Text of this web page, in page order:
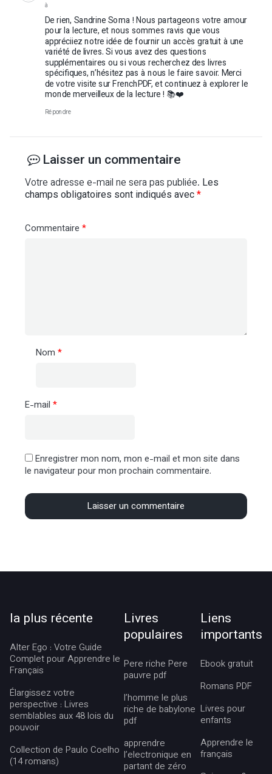
à
De rien, Sandrine Soma ! Nous partageons votre amour
pour la lecture, et nous sommes ravis que vous
appréciiez notre idée de fournir un accès gratuit à une
variété de livres. Si vous avez des questions
supplémentaires ou si vous recherchez des livres
spécifiques, n’hésitez pas à nous le faire savoir. Merci
de votre visite sur FrenchPDF, et continuez à explorer le
monde merveilleux de la lecture ! 📚❤️
Répondre
Laisser un commentaire
Votre adresse e-mail ne sera pas publiée. Les
champs obligatoires sont indiqués avec*
Commentaire *
Nom *
E-mail *
Enregistrer mon nom, mon e-mail et mon site dans
le navigateur pour mon prochain commentaire.
la plus récente
Alter Ego : Votre Guide
Complet pour Apprendre le
Français
Élargissez votre
perspective : Livres
semblables aux 48 lois du
pouvoir
Collection de Paulo Coelho
(14 romans)
Livres
populaires
Pere riche Pere
pauvre pdf
l’homme le plus
riche de babylone
pdf
apprendre
l’electronique en
partant de zéro
Liens
importants
Ebook gratuit
Romans PDF
Livres pour
enfants
Apprendre le
français